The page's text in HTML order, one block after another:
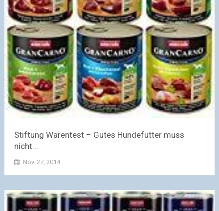
Stiftung Warentest – Gutes Hundefutter muss
nicht...
Nov. 27, 2014